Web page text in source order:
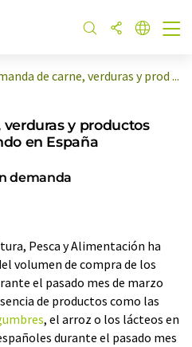
de carne, verduras y prod ...
y productos
en España
demanda
Pesca y Alimentación ha
volumen de compra de los
el pasado mes de marzo
de productos como las
, el arroz o los lácteos en
durante el pasado mes